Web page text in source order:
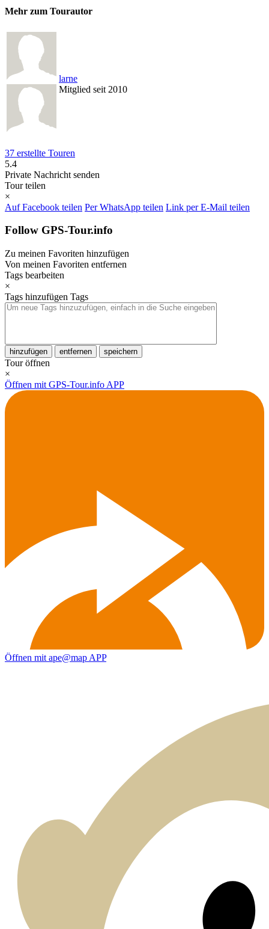
Mehr zum Tourautor
larne
Mitglied seit 2010
37 erstellte Touren
5.4
Private Nachricht senden
Tour teilen
×
Auf Facebook teilen Per WhatsApp teilen Link per E-Mail teilen
Follow GPS-Tour.info
Zu meinen Favoriten hinzufügen
Von meinen Favoriten entfernen
Tags bearbeiten
×
Tags hinzufügen Tags
hinzufügen entfernen speichern
Tour öffnen
×
Öffnen mit GPS-Tour.info APP
Öffnen mit ape@map APP